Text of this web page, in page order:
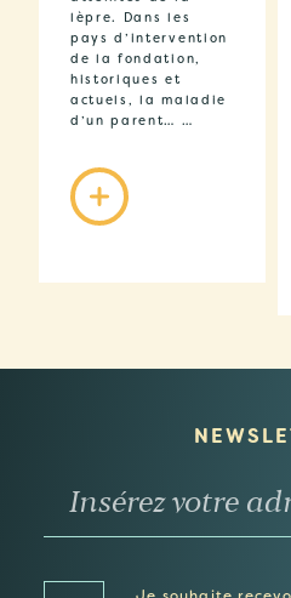
lèpre. Dans les
pays d’intervention
de la fondation,
historiques et
actuels, la maladie
d’un parent… …